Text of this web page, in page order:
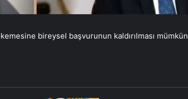
bireysel başvurunun kaldırılması mümkün